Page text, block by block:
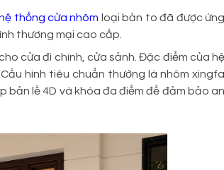
hệ thống cửa nhôm loại bản to đã được ứng
thương mại cao cấp.
cửa đi chính, cửa sảnh. Đặc điểm của hệ
hình tiêu chuẩn thường là nhôm xingfa
lề 4D và khóa đa điểm để đảm bảo an